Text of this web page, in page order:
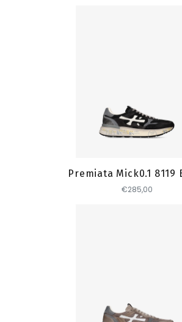
Toevoegen
Premiata Mick0.1 8119
€285,00